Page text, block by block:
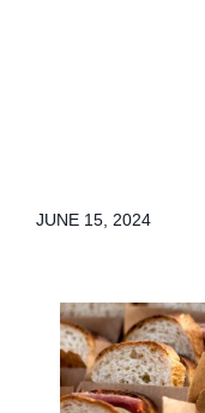
JUNE 15, 2024